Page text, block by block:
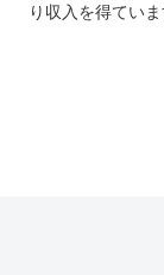
り収入を得ていま